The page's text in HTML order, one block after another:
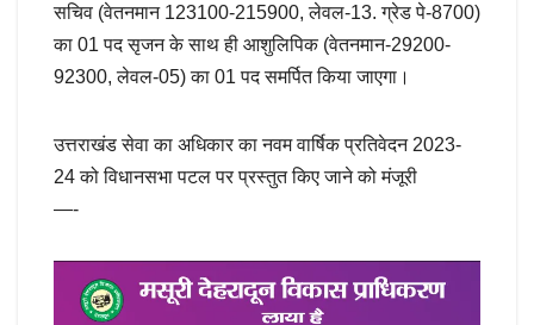
सचिव (वेतनमान 123100-215900, लेवल-13. ग्रेड पे-8700)
का 01 पद सृजन के साथ ही आशुलिपिक (वेतनमान-29200-
92300, लेवल-05) का 01 पद समर्पित किया जाएगा।
उत्तराखंड सेवा का अधिकार का नवम वार्षिक प्रतिवेदन 2023-
24 को विधानसभा पटल पर प्रस्तुत किए जाने को मंजूरी
—-